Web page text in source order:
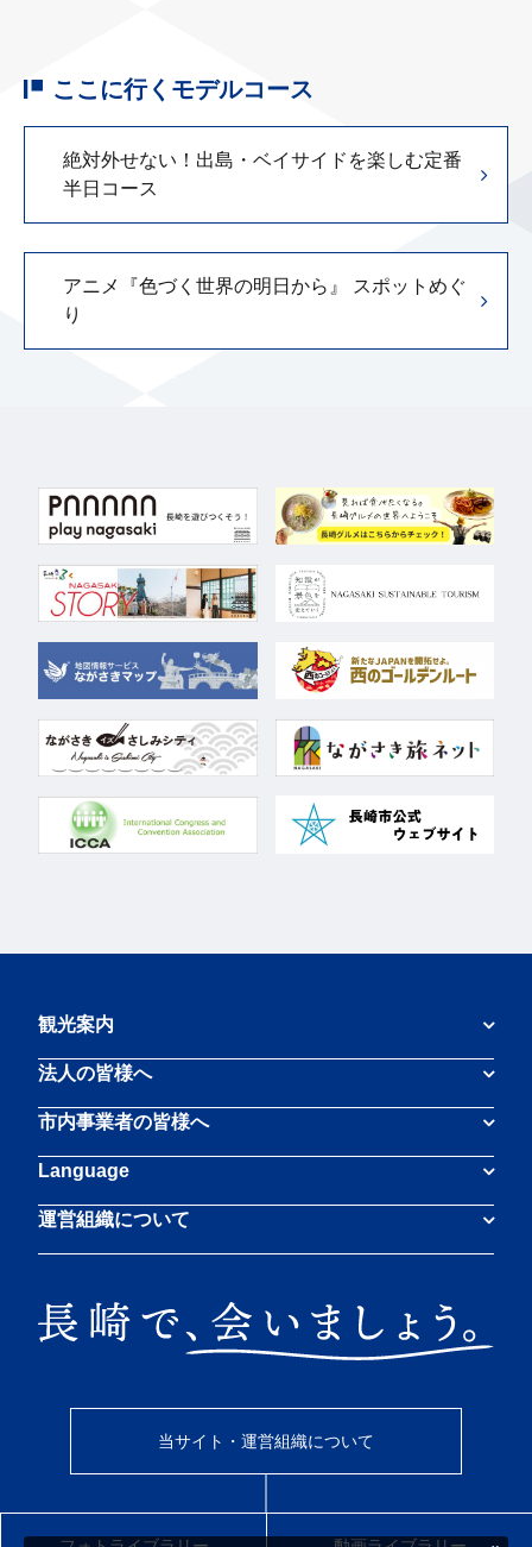
ここに行くモデルコース
絶対外せない！出島・ベイサイドを楽しむ定番
半日コース
アニメ『色づく世界の明日から』 スポットめぐ
り
観光案内
法人の皆様へ
市内事業者の皆様へ
Language
運営組織について
当サイト・運営組織について